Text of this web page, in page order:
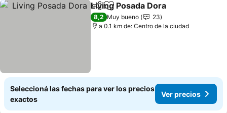
CompartirAñadir a favoritos
Living Posada Dora
8,2 Muy bueno
23
a 0.1 km de: Centro de la ciudad
Seleccioná las fechas para ver los precios
exactos
Ver precios